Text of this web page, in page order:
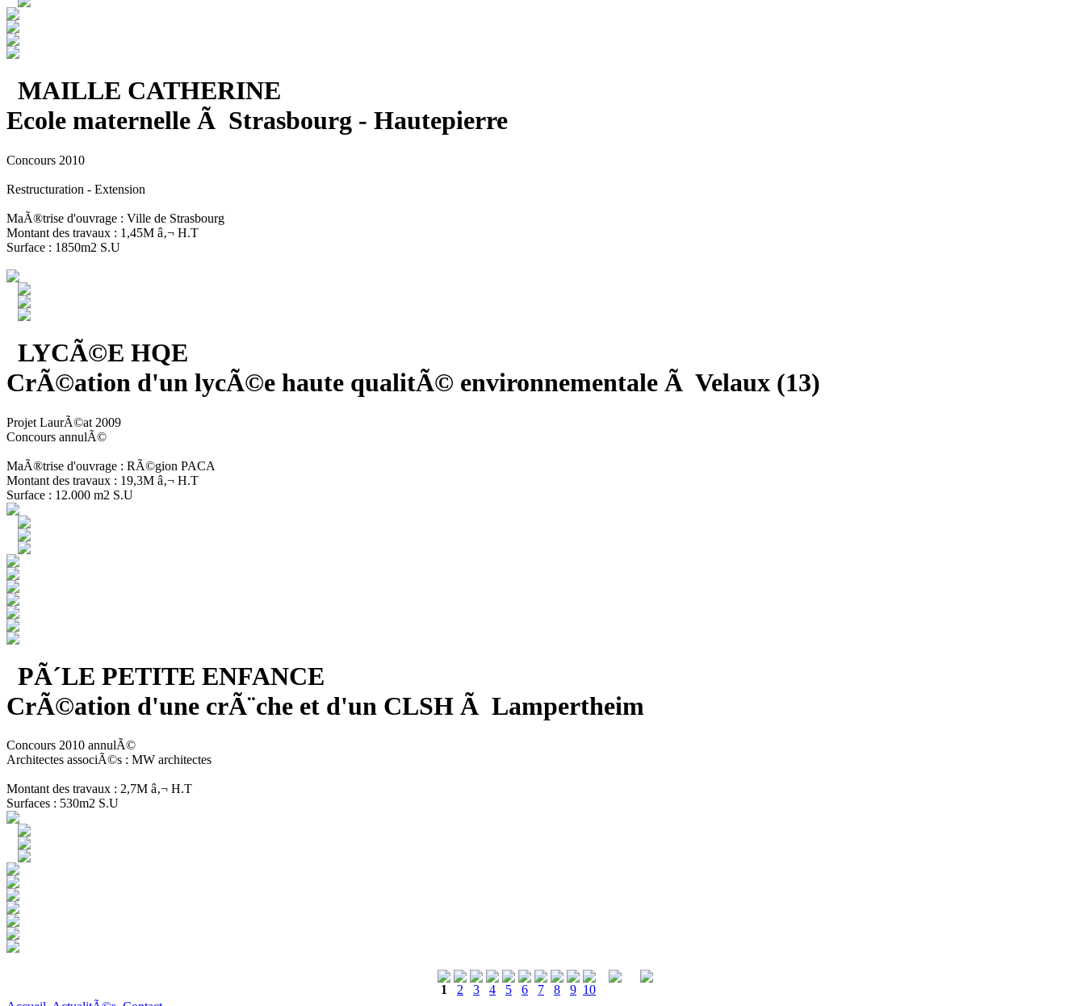
MAILLE CATHERINE
Ecole maternelle Ã Strasbourg - Hautepierre
Concours 2010
Restructuration - Extension
MaÃ®trise d'ouvrage : Ville de Strasbourg
Montant des travaux : 1,45M â‚¬ H.T
Surface : 1850m2 S.U
LYCÃ©E HQE
CrÃ©ation d'un lycÃ©e haute qualitÃ© environnementale Ã Velaux (13)
Projet LaurÃ©at 2009
Concours annulÃ©
MaÃ®trise d'ouvrage : RÃ©gion PACA
Montant des travaux : 19,3M â‚¬ H.T
Surface : 12.000 m2 S.U
PÃ´LE PETITE ENFANCE
CrÃ©ation d'une crÃ¨che et d'un CLSH Ã Lampertheim
Concours 2010 annulÃ©
Architectes associÃ©s : MW architectes
Montant des travaux : 2,7M â‚¬ H.T
Surfaces : 530m2 S.U
1 2 3 4 5 6 7 8 9 10